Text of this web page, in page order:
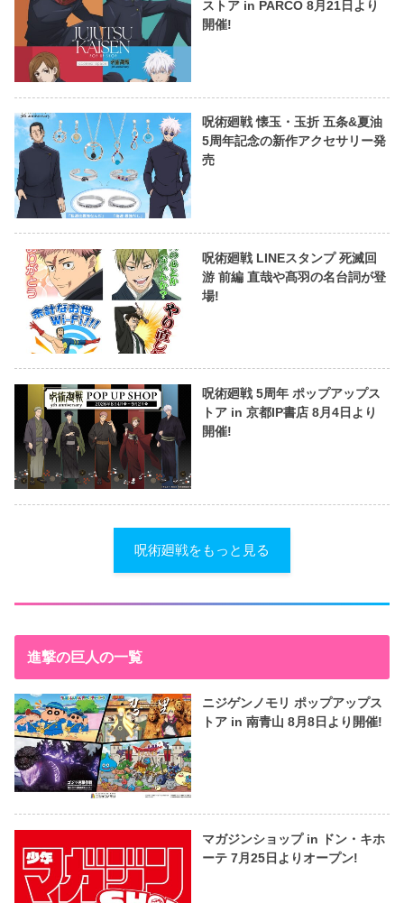
ストア in PARCO 8月21日より
開催!
呪術廻戦 懐玉・玉折 五条&夏油
5周年記念の新作アクセサリー発
売
呪術廻戦 LINEスタンプ 死滅回
游 前編 直哉や髙羽の名台詞が登
場!
呪術廻戦 5周年 ポップアップス
トア in 京都IP書店 8月4日より
開催!
呪術廻戦をもっと見る
進撃の巨人の一覧
ニジゲンノモリ ポップアップス
トア in 南青山 8月8日より開催!
マガジンショップ in ドン・キホ
ーテ 7月25日よりオープン!